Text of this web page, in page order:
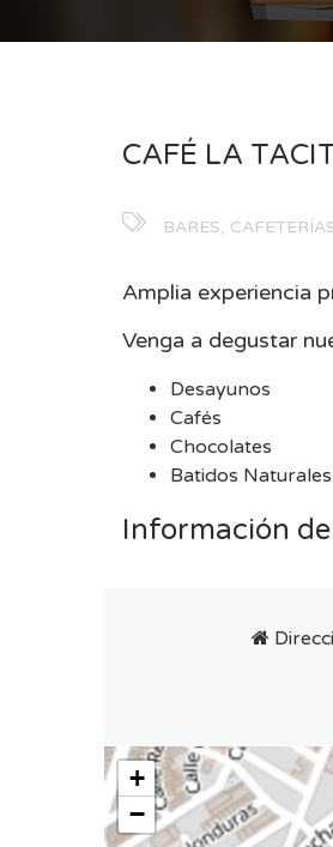
CAFÉ LA
BARES,
Amplia experiencia
Venga a degustar
Desayunos
Cafés
Chocolates
Batidos Naturales
Información
+
−